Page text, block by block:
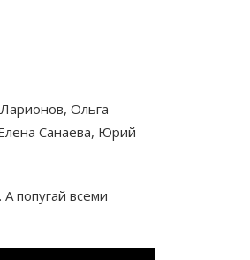
Ольга
Санаева, Юрий
попугай всеми